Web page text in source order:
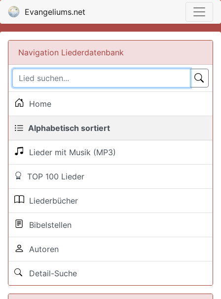
Evangeliums.net
Navigation Liederdatenbank
Home
Alphabetisch sortiert
Lieder mit Musik (MP3)
TOP 100 Lieder
Liederbücher
Bibelstellen
Autoren
Detail-Suche